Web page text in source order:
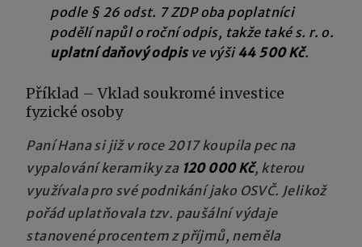
podle § 26 odst. 7 ZDP oba poplatníci
podělí napůl o roční odpis, takže také s. r. o.
uplatní daňový odpisve výši44 500 Kč.
Příklad – Vklad soukromé investice
fyzické osoby
Paní Hana si již v roce 2017 koupila pec na
vypalování keramiky za 120 000 Kč, kterou
využívala pro své podnikání jako OSVČ. Jelikož
pořád uplatňovala tzv. paušální výdaje
stanovené procentem z příjmů, neměla